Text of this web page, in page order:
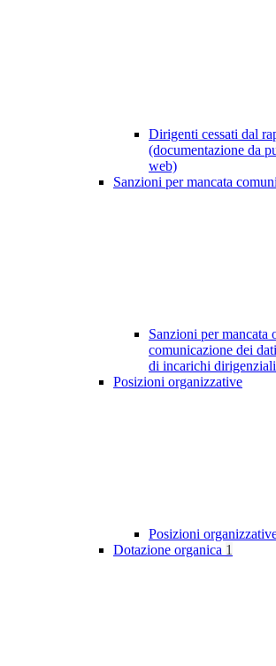
Dirigenti cessati dal
(documentazione da
web)
Sanzioni per mancata
Sanzioni per mancata
comunicazione dei
di incarichi dirigenziali
Posizioni organizzative
Posizioni
Dotazione organica 1